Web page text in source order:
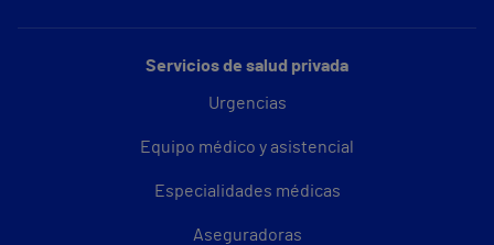
Servicios de salud privada
Urgencias
Equipo médico y asistencial
Especialidades médicas
Aseguradoras